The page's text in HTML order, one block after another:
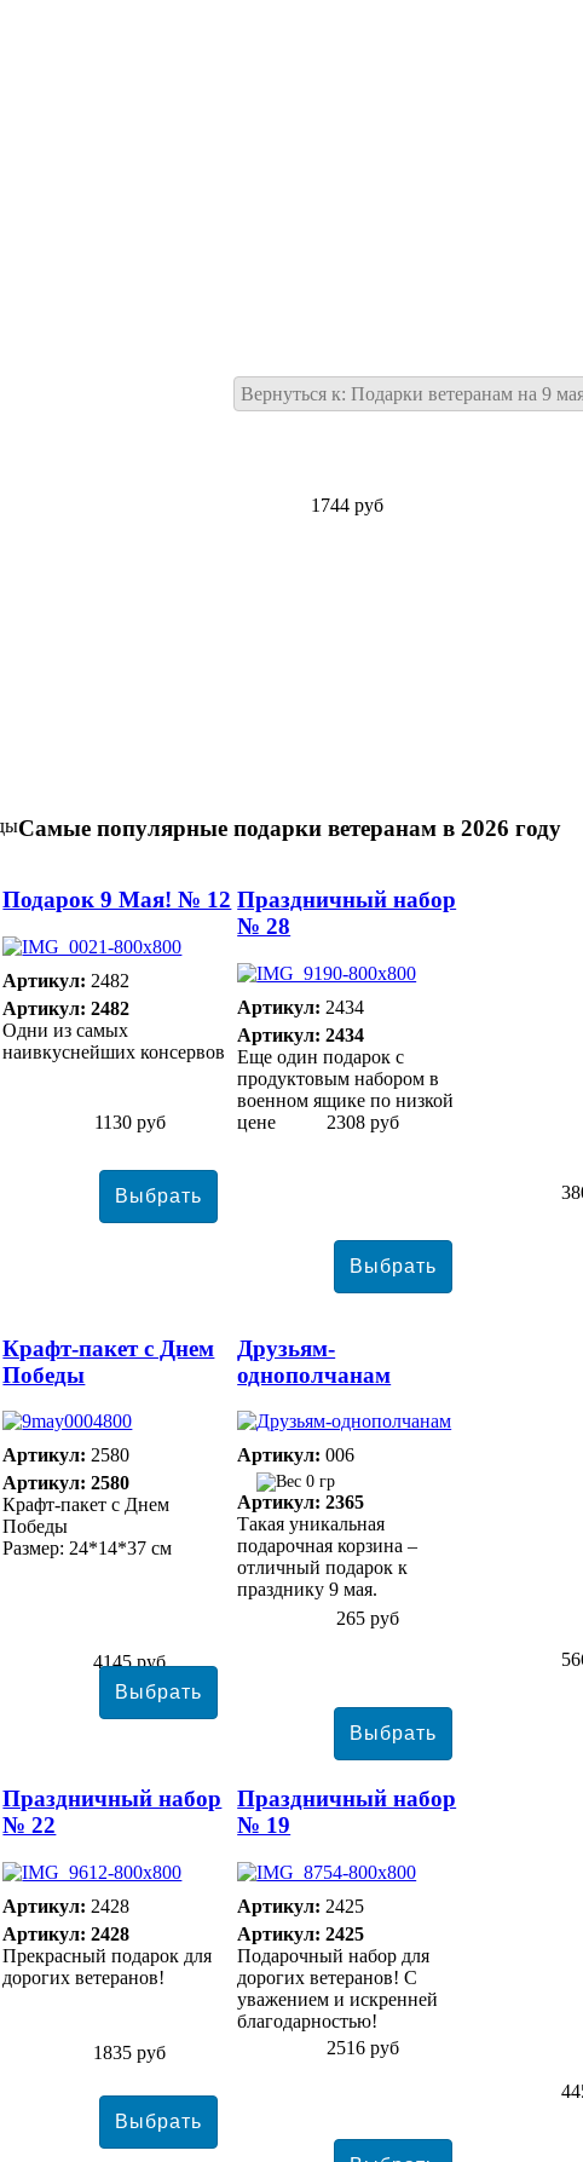
Вернуться к: Подарки ветеранам на 9
1744 руб
Самые популярные подарки ветеранам в 2026 году
1130 руб
Подарок 9 Мая! № 12
Артикул: 2482
Артикул: 2482
Одни из самых
наивкуснейших консервов
2308 руб
Праздничный набор
№ 28
Артикул: 2434
Артикул: 2434
Еще один подарок с
продуктовым набором в
военном ящике по низкой
цене
4145 руб
Крафт-пакет с Днем
Победы
Артикул: 2580
Артикул: 2580
Крафт-пакет с Днем
Победы
Размер: 24*14*37 см
265 руб
Друзьям-
однополчанам
Артикул: 006
0 гр
Артикул: 2365
Такая уникальная
подарочная корзина –
отличный подарок к
празднику 9 мая.
1835 руб
Праздничный набор
№ 22
Артикул: 2428
Артикул: 2428
Прекрасный подарок для
дорогих ветеранов!
2516 руб
Праздничный набор
№ 19
Артикул: 2425
Артикул: 2425
Подарочный набор для
дорогих ветеранов! С
уважением и искренней
благодарностью!